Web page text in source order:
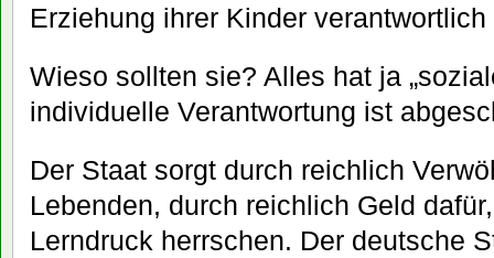
Erziehung ihrer Kinder
Wieso sollten sie? Alles hat ja
individuelle Verantwortung ist
Der Staat sorgt durch reichlich
Lebenden, durch reichlich Geld
Lerndruck herrschen. Der deutsche